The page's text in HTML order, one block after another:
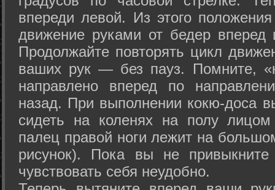
впереди левой. Из этого
движение руками от бедер вперед
Продолжайте повторять цикл
ваших рук — без пауз. Помните,
направлено вперед по
назад. При выполнении кокю-доса
сидеть на коленях на полу
палец правой ноги лежит на
рисунок). Пока вы не
чувствовать себя неудобно.